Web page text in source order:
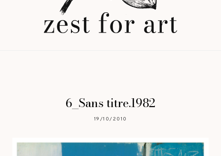
6_Sans titre.1982
19/10/2010